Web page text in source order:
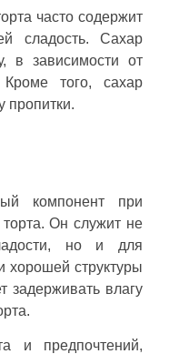
часто содержит
сладость. Сахар
в зависимости от
того, сахар
пропитки.
компонент при
торта. Он служит не
но и для
хорошей структуры
задерживать влагу
и предпочтений,